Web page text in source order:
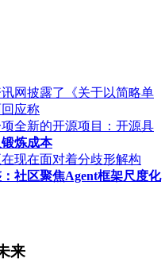
网披露了《关于以简略单
应称
全新的开源项目：开源具
炼成本
在现在面对着分歧形解构
社区聚焦Agent框架尺度化
来